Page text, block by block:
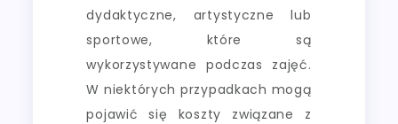
dydaktyczne, artystyczne lub
sportowe, które są
wykorzystywane podczas zajęć.
W niektórych przypadkach mogą
pojawić się koszty związane z